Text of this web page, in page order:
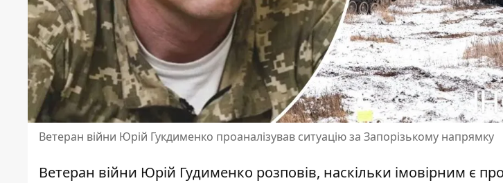
Ветеран війни Юрій Гукдименко проаналізував ситуацію за Запорізькому напрямку
Ветеран війни Юрій Гудименко розповів, наскільки імовірним є